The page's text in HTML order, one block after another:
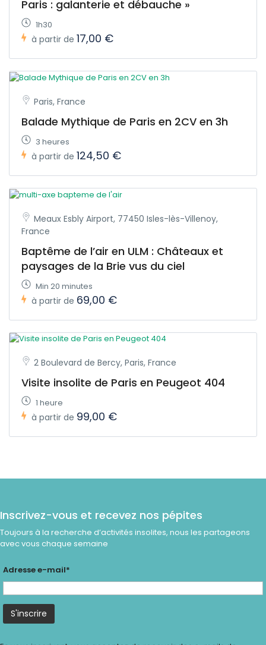
Paris : galanterie et débauche »
1h30
à partir de 17,00 €
Paris, France
Balade Mythique de Paris en 2CV en 3h
3 heures
à partir de 124,50 €
Meaux Esbly Airport, 77450 Isles-lès-Villenoy,
France
Baptême de l’air en ULM : Châteaux et
paysages de la Brie vus du ciel
Min 20 minutes
à partir de 69,00 €
2 Boulevard de Bercy, Paris, France
Visite insolite de Paris en Peugeot 404
1 heure
à partir de 99,00 €
Inscrivez-vous et recevez nos pépites
Toujours à la recherche d’activités insolites, nous les partageons
avec vous chaque semaine
Adresse e-mail*